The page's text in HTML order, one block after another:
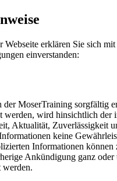
erklären Sie sich mit
einverstanden:
der MoserTraining sorgfältig
werden, wird hinsichtlich der
Aktualität, Zuverlässigkeit
keine
Informationen können
Ankündigung ganz oder
werden.